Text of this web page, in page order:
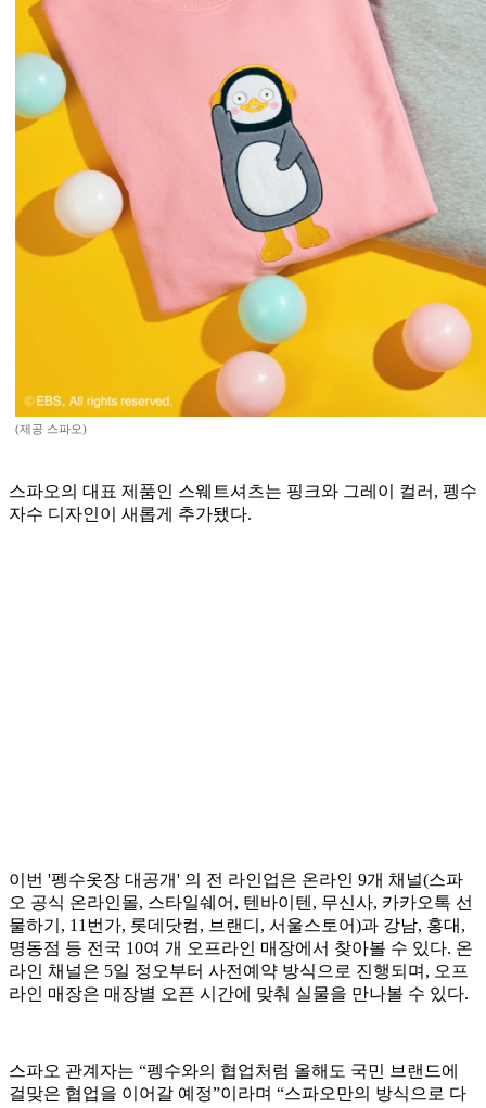
(제공 스파오)
스파오의 대표 제품인 스웨트셔츠는 핑크와 그레이 컬러, 펭수
자수 디자인이 새롭게 추가됐다.
이번 '펭수옷장 대공개' 의 전 라인업은 온라인 9개 채널(스파
오 공식 온라인몰, 스타일쉐어, 텐바이텐, 무신사, 카카오톡 선
물하기, 11번가, 롯데닷컴, 브랜디, 서울스토어)과 강남, 홍대,
명동점 등 전국 10여 개 오프라인 매장에서 찾아볼 수 있다. 온
라인 채널은 5일 정오부터 사전예약 방식으로 진행되며, 오프
라인 매장은 매장별 오픈 시간에 맞춰 실물을 만나볼 수 있다.
스파오 관계자는 “펭수와의 협업처럼 올해도 국민 브랜드에
걸맞은 협업을 이어갈 예정”이라며 “스파오만의 방식으로 다